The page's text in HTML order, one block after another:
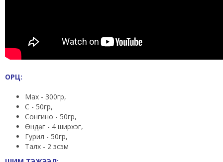
ОРЦ:
Мах - 300гр,
Сүү - 50гр,
Сонгино - 50гр,
Өндөг - 4 ширхэг,
Гурил - 50гр,
Талх - 2 зүсэм